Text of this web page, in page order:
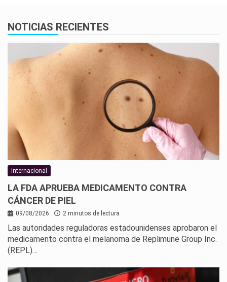
NOTICIAS RECIENTES
Internacional
LA FDA APRUEBA MEDICAMENTO CONTRA
CÁNCER DE PIEL
09/08/2026 2 minutos de lectura
Las autoridades reguladoras estadounidenses aprobaron el
medicamento contra el melanoma de Replimune Group Inc.
(REPL)…